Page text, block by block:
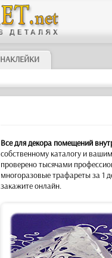
НАКЛЕЙКИ
Все для декора помещений
собственному каталогу и
проверено тысячами
многоразовые трафареты за 1
закажите онлайн.